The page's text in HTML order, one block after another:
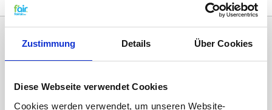
Zustimmung Details Über Cookies
Diese Webseite verwendet Cookies
Cookies werden verwendet, um unseren Website-